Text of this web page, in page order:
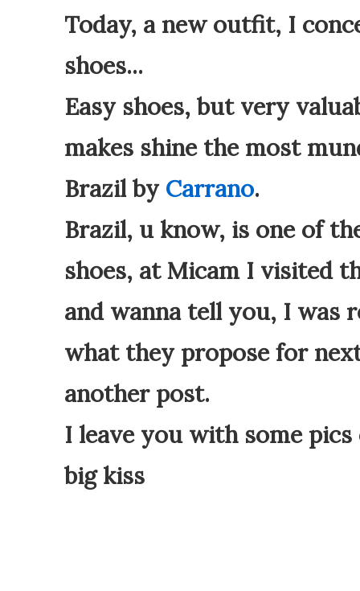
Today, a new outfit, I
shoes...
Easy shoes, but very
makes shine the most
Brazil by Carrano.
Brazil, u know, is one of
shoes, at Micam I visited
and wanna tell you, I was
what they propose for
another post.
I leave you with some
big kiss